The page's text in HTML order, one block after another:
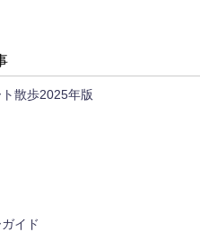
散歩2025年版
イド